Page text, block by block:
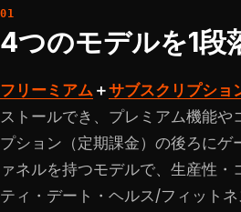
4つのモデルを1段
フリーミアム ＋サブスクリプショ
ストールでき、プレミアム機能や
プション（定期課金）の後ろにゲ
ァネルを持つモデルで、生産性・
ティ・デート・ヘルス/フィット